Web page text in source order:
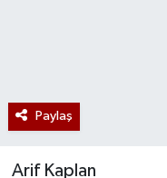
Paylaş
Arif Kaplan